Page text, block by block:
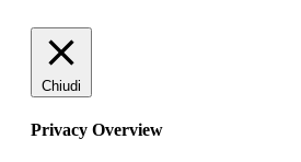
Chiudi
Privacy Overview